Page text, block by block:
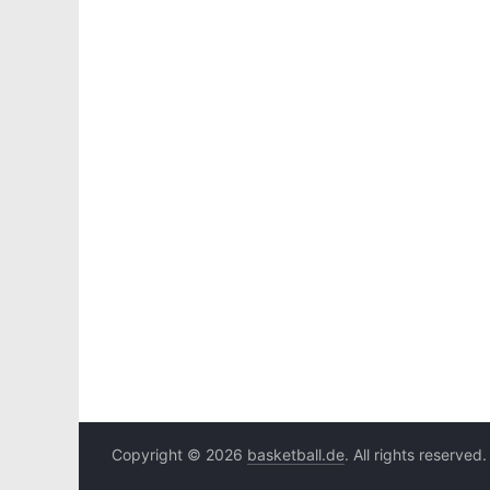
Copyright © 2026 basketball.de. All rights reserved.